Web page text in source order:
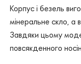
Корпус і безель
мінеральне скло, а
Завдяки цьому
повсякденного